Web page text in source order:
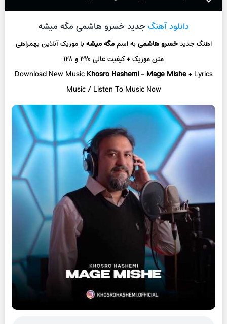
دانلود آهنگ جدید خسرو هاشمی مگه میشه
اهنگ جدیدخسرو هاشمیبه اسممگه میشهبا موزیک آنلاینبهمراهی
متن موزیک + کیفیت عالی ۳۲۰ و ۱۲۸
Download New Music Khosro Hashemi–Mage Mishe+ Lyrics
Music / Listen To Music Now